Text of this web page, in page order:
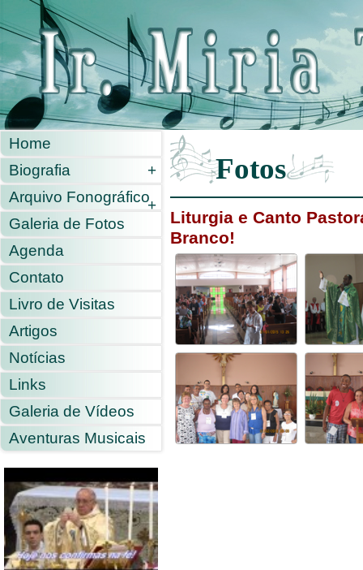
Home
Biografia
+
Arquivo Fonográfico+
Galeria de Fotos
Agenda
Contato
Livro de Visitas
Artigos
Notícias
Links
Galeria de Vídeos
Aventuras Musicais
Fotos
Liturgia e Canto
Branco!